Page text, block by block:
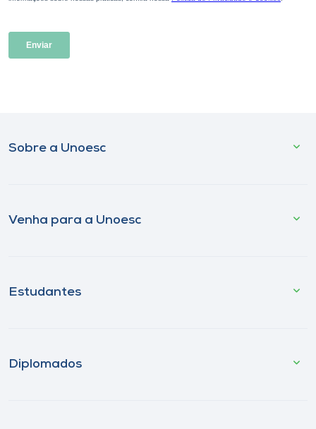
Sobre a Unoesc
Venha para a Unoesc
Estudantes
Diplomados